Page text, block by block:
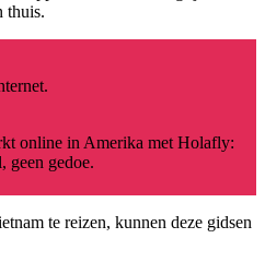
thuis.
online in Amerika met Holafly:
geen gedoe.
te reizen, kunnen deze gidsen